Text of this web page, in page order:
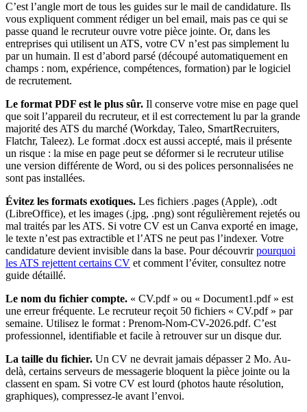
C’est l’angle mort de tous les guides sur le mail de candidature. Ils
vous expliquent comment rédiger un bel email, mais pas ce qui se
passe quand le recruteur ouvre votre pièce jointe. Or, dans les
entreprises qui utilisent un ATS, votre CV n’est pas simplement lu
par un humain. Il est d’abord parsé (découpé automatiquement en
champs : nom, expérience, compétences, formation) par le logiciel
de recrutement.
Le format PDF est le plus sûr. Il conserve votre mise en page quel
que soit l’appareil du recruteur, et il est correctement lu par la grande
majorité des ATS du marché (Workday, Taleo, SmartRecruiters,
Flatchr, Taleez). Le format .docx est aussi accepté, mais il présente
un risque : la mise en page peut se déformer si le recruteur utilise
une version différente de Word, ou si des polices personnalisées ne
sont pas installées.
Évitez les formats exotiques. Les fichiers .pages (Apple), .odt
(LibreOffice), et les images (.jpg, .png) sont régulièrement rejetés ou
mal traités par les ATS. Si votre CV est un Canva exporté en image,
le texte n’est pas extractible et l’ATS ne peut pas l’indexer. Votre
candidature devient invisible dans la base. Pour découvrirpourquoi
les ATS rejettent certains CV et comment l’éviter, consultez notre
guide détaillé.
Le nom du fichier compte. « CV.pdf » ou « Document1.pdf » est
une erreur fréquente. Le recruteur reçoit 50 fichiers « CV.pdf » par
semaine. Utilisez le format : Prenom-Nom-CV-2026.pdf. C’est
professionnel, identifiable et facile à retrouver sur un disque dur.
La taille du fichier. Un CV ne devrait jamais dépasser 2 Mo. Au-
delà, certains serveurs de messagerie bloquent la pièce jointe ou la
classent en spam. Si votre CV est lourd (photos haute résolution,
graphiques), compressez-le avant l’envoi.